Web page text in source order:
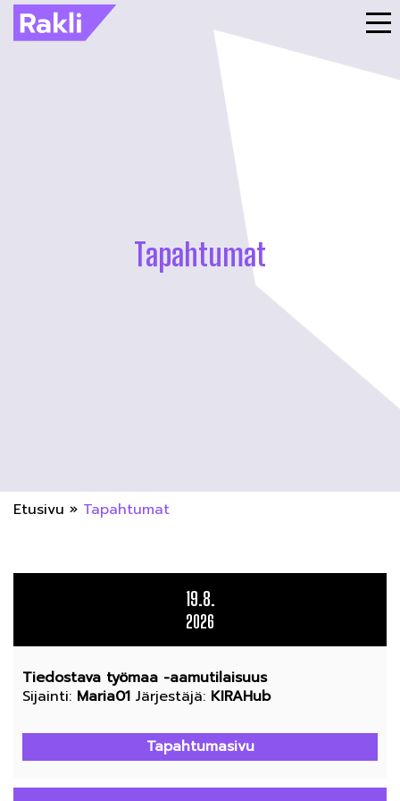
Tapahtumat
Etusivu » Tapahtumat
19.8.
2026
Tiedostava työmaa -aamutilaisuus
Sijainti: Maria01 Järjestäjä: KIRAHub
Tapahtumasivu